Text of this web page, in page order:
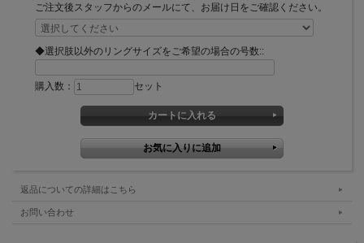
ご注文後スタッフからのメールにて、お届け日をご確認ください。
◆選択肢以外のリングサイズをご希望の場合の号数::
購入数： セット
返品についての詳細はこちら
お問い合わせ